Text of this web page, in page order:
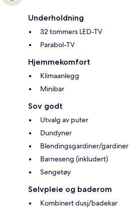
Underholdning
32 tommers LED-TV
Parabol-TV
Hjemmekomfort
Klimaanlegg
Minibar
Sov godt
Utvalg av puter
Dundyner
Blendingsgardiner/gardiner
Barneseng (inkludert)
Sengetøy
Selvpleie og baderom
Kombinert dusj/badekar